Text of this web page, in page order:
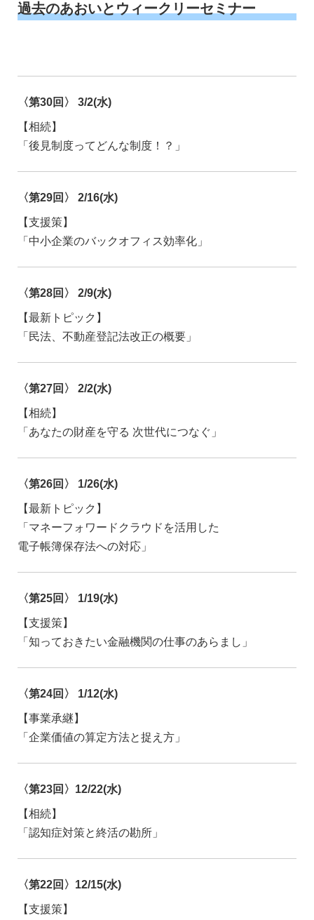
過去のあおいとウィークリーセミナー
〈第30回〉 3/2(水)
【相続】
「後見制度ってどんな制度！？」
〈第29回〉 2/16(水)
【支援策】
「中小企業のバックオフィス効率化」
〈第28回〉 2/9(水)
【最新トピック】
「民法、不動産登記法改正の概要」
〈第27回〉 2/2(水)
【相続】
「あなたの財産を守る 次世代につなぐ」
〈第26回〉 1/26(水)
【最新トピック】
「マネーフォワードクラウドを活用した
電子帳簿保存法への対応」
〈第25回〉 1/19(水)
【支援策】
「知っておきたい金融機関の仕事のあらまし」
〈第24回〉 1/12(水)
【事業承継】
「企業価値の算定方法と捉え方」
〈第23回〉12/22(水)
【相続】
「認知症対策と終活の勘所」
〈第22回〉12/15(水)
【支援策】